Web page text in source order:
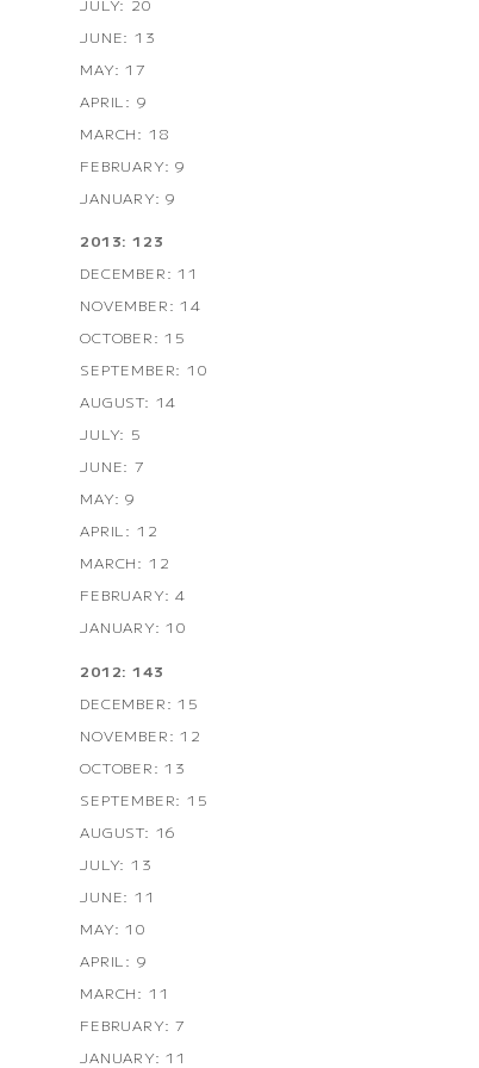
JUNE: 13
MAY: 17
APRIL: 9
MARCH: 18
FEBRUARY: 9
JANUARY: 9
2013: 123
DECEMBER: 11
NOVEMBER: 14
OCTOBER: 15
SEPTEMBER: 10
AUGUST: 14
JULY: 5
JUNE: 7
MAY: 9
APRIL: 12
MARCH: 12
FEBRUARY: 4
JANUARY: 10
2012: 143
DECEMBER: 15
NOVEMBER: 12
OCTOBER: 13
SEPTEMBER: 15
AUGUST: 16
JULY: 13
JUNE: 11
MAY: 10
APRIL: 9
MARCH: 11
FEBRUARY: 7
JANUARY: 11